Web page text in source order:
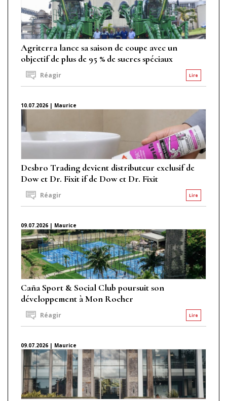
Agriterra lance sa saison de coupe avec un
objectif de plus de 95 % de sucres spéciaux
Lire
Réagir
10.07.2026 | Maurice
Desbro Trading devient distributeur exclusif de
Dow et Dr. Fixit if de Dow et Dr. Fixit
Lire
Réagir
09.07.2026 | Maurice
Caña Sport & Social Club poursuit son
développement à Mon Rocher
Lire
Réagir
09.07.2026 | Maurice